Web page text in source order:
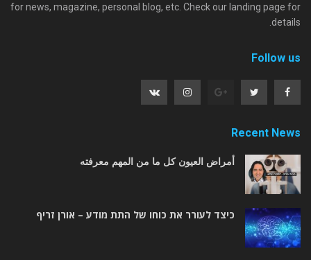
for news, magazine, personal blog, etc. Check our landing page for
details.
Follow us
Recent News
أمراض العيون كل ما من المهم معرفته
כיצד לעורר את כוחו של התת מודע – אורן זריף